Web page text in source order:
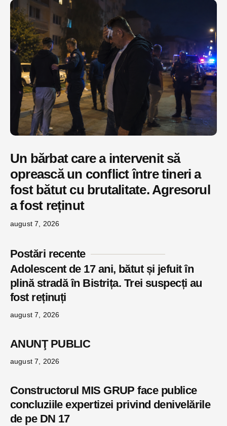
Un bărbat care a intervenit să
oprească un conflict între tineri a
fost bătut cu brutalitate. Agresorul
a fost reținut
august 7, 2026
Postări recente
Adolescent de 17 ani, bătut și jefuit în
plină stradă în Bistrița. Trei suspecți au
fost reținuți
august 7, 2026
ANUNŢ PUBLIC
august 7, 2026
Constructorul MIS GRUP face publice
concluziile expertizei privind denivelările
de pe DN 17